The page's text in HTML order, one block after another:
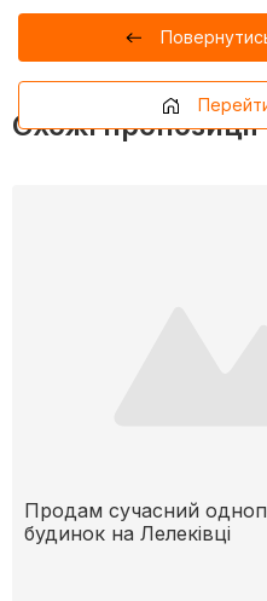
Схожі пропозиції
Продам сучасний
будинок на Лелеківці